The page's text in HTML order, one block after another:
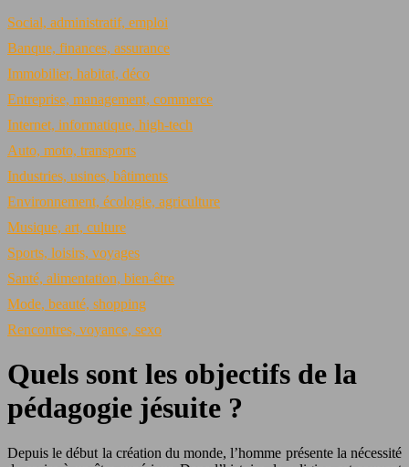
Social, administratif, emploi
Banque, finances, assurance
Immobilier, habitat, déco
Entreprise, management, commerce
Internet, informatique, high-tech
Auto, moto, transports
Industries, usines, bâtiments
Environnement, écologie, agriculture
Musique, art, culture
Sports, loisirs, voyages
Santé, alimentation, bien-être
Mode, beauté, shopping
Rencontres, voyance, sexo
Quels sont les objectifs de la
pédagogie jésuite ?
Depuis le début la création du monde, l’homme présente la nécessité